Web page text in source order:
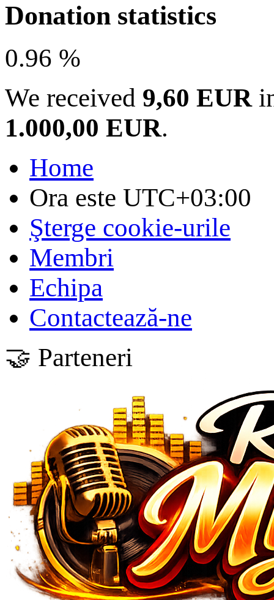
Donation statistics
0.96 %
We received 9,60 EUR
1.000,00 EUR.
Home
Ora este UTC+03:00
Şterge cookie-urile
Membri
Echipa
Contactează-ne
🤝 Parteneri